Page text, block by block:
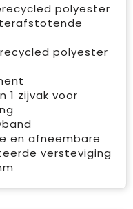
polyester
polyester
1 zijvak voor
en afneembare
versteviging